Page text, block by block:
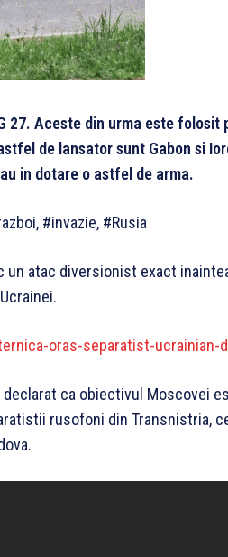
27. Aceste din urma este folosit
de lansator sunt Gabon si
in dotare o astfel de arma.
#invazie, #Rusia
un atac diversionist exact
oras-separatist-ucrainian-
ca obiectivul Moscovei
rusofoni din Transnistria,